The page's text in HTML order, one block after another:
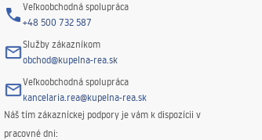
Veľkoobchodná spolupráca
+48 500 732 587
Služby zákazníkom
obchod@kupelna-rea.sk
Veľkoobchodná spolupráca
kancelaria.rea@kupelna-rea.sk
Náš tím zákazníckej podpory je vám k dispozícii v
pracovné dni: